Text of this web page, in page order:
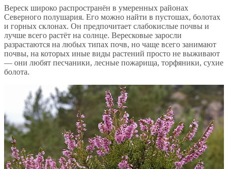
Вереск широко распространён в умеренных районах
Северного полушария. Его можно найти в пустошах, болотах
и горных склонах. Он предпочитает слабокислые почвы и
лучше всего растёт на солнце. Вересковые заросли
разрастаются на любых типах почв, но чаще всего занимают
почвы, на которых иные виды растений просто не выживают
— они любят песчаники, лесные пожарища, торфяники, сухие
болота.